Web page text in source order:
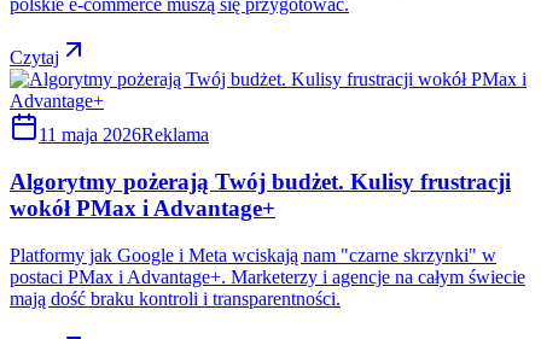
polskie e-commerce muszą się przygotować.
Czytaj
11 maja 2026Reklama
Algorytmy pożerają Twój budżet. Kulisy frustracji
wokół PMax i Advantage+
Platformy jak Google i Meta wciskają nam "czarne skrzynki" w
postaci PMax i Advantage+. Marketerzy i agencje na całym świecie
mają dość braku kontroli i transparentności.